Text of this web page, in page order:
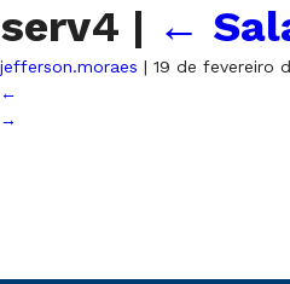
serv4 | ←
jefferson.moraes | 19 de fevereiro
←
→